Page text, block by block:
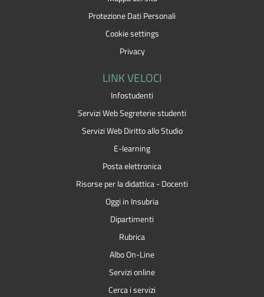
Protezione Dati Personali
Cookie settings
Privacy
LINK VELOCI
Infostudenti
Servizi Web Segreterie studenti
Servizi Web Diritto allo Studio
E-learning
Posta elettronica
Risorse per la didattica - Docenti
Oggi in Insubria
Dipartimenti
Rubrica
Albo On-Line
Servizi online
Cerca i servizi